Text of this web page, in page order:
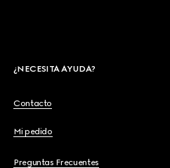
¿NECESITA AYUDA?
Contacto
Mi pedido
Preguntas Frecuentes